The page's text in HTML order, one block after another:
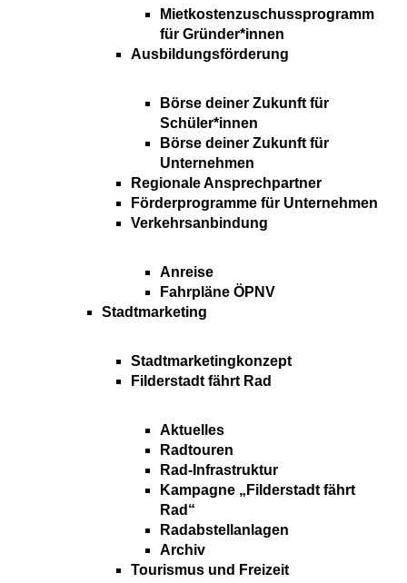
Mietkostenzuschussprogramm
für Gründer*innen
Ausbildungsförderung
Börse deiner Zukunft für
Schüler*innen
Börse deiner Zukunft für
Unternehmen
Regionale Ansprechpartner
Förderprogramme für Unternehmen
Verkehrsanbindung
Anreise
Fahrpläne ÖPNV
Stadtmarketing
Stadtmarketingkonzept
Filderstadt fährt Rad
Aktuelles
Radtouren
Rad-Infrastruktur
Kampagne „Filderstadt fährt
Rad“
Radabstellanlagen
Archiv
Tourismus und Freizeit